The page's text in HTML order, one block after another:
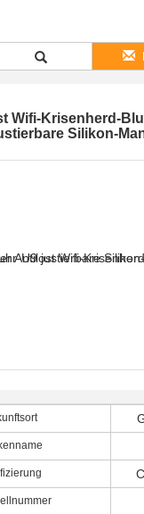
Wifi-Krisenherd-
Silikon-